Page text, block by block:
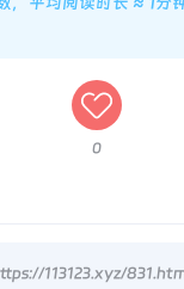
0
113123.xyz/